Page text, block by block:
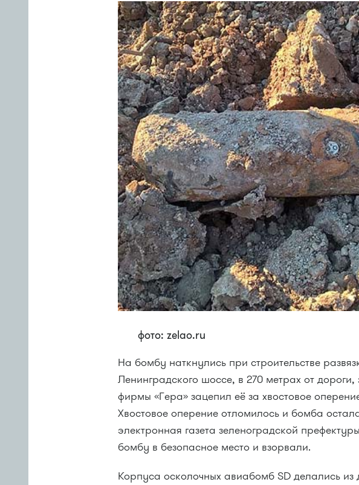
фото: zelao.ru
На бомбу наткнулись при строительстве
Ленинградского шоссе, в 270 метрах от
фирмы «Гера» зацепил её за хвостовое
Хвостовое оперение отломилось и бомба
электронная газета зеленоградской
бомбу в безопасное место и взорвали.
Корпуса осколочных авиабомб SD делались из